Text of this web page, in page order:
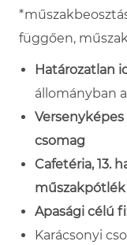
függően,
Határozatlan
állományban
csomag
Cafetéria, 13.
műszakpótlék
Apasági célú
Karácsonyi